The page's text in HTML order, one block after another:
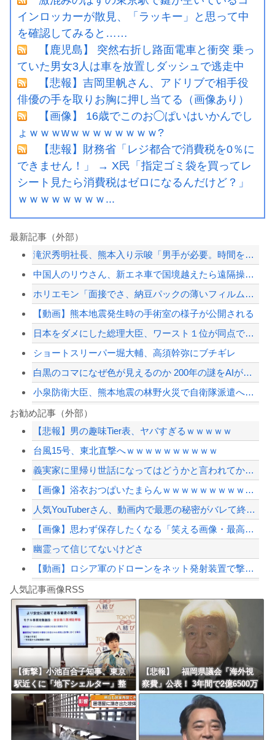
インロッカーが散見、「ラッキー」と思って中
を確認してみると……
【鹿児島】 突然右折し路面電車と衝突 乗っ
ていた男女3人は車を放置しダッシュで逃走中
【悲報】吉岡里帆さん、アドリブで相手役
俳優の手を取りお胸に押し当てる（画像あり）
【画像】 16歳でこのお◯ぱいはいかんでし
ょｗｗｗwｗｗｗｗｗｗｗｗ?
【悲報】財務省「レジ都合で消費税を0％に
できません！」 → X民「指定ゴミ袋を買ってレ
シート見たら消費税はゼロになるんだけど？」
ｗｗｗｗｗｗｗｗ...
最新記事（外部）
滝沢秀明社長、熊本入り示唆「男手が必要。時間を見つけて行きたい」
中国人のリウさん、新エネ車で国境越えたら遠隔操作で30時間ロックされる！
ホリエモン「面接でさ、納豆パックの薄いフィルムって何のために入っていの？って聞く...
【動画】熊本地震発生時の手術室の様子が公開される
日本をダメにした総理大臣、ワースト１位が同点でこの人ｗｗｗｗｗｗ
ショートスリーパー堀大輔、高須幹弥にブチギレ
白黒のコマになぜ色が見えるのか 200年の謎をAIが解明！
小泉防衛大臣、熊本地震の林野火災で自衛隊派遣へ！←「迅速な対応だ！」「次の首相は...
【悲報】中日・金丸夢斗(5勝8敗)、もうすぐ中継ぎ(橋本4勝1敗)に勝ち星が追い...
【配信者】「金バエ」のSNS更新が1週間途絶え、様々な憶測が飛び交う。1週間ぶり...
【緊急速報】NYで警官が黒人男性の首を絞め、暴動第二波不可避へ
Powered by livedoor 相互RSS
お勧め記事（外部）
【悲報】男の趣味Tier表、ヤバすぎるｗｗｗｗｗ
台風15号、東北直撃へｗｗｗｗｗｗｗｗｗｗ
義実家に里帰り世話になってはどうかと言われてかなり悩んでいる
【画像】浴衣おつぱいたまらんｗｗｗｗｗｗｗｗｗｗｗ
人気YouTuberさん、動画内で最悪の秘密がバレて終わる・・・
【画像】思わず保存したくなる「笑える画像・最高な画像」貼っていけｗｗｗｗｗ
幽霊って信じてないけどさ
【動画】ロシア軍のドローンをネット発射装置で撃墜するウクライナ。
8/4のニュース
更新中止のお知らせ
海外「おめでとうタキ！」リヴァプール南野がバースデーゴール！！
人気記事画像RSS
【衝撃】小池百合子知事、東京
駅近くに「地下シェルター」整
備を正式表明ｗｗｗｗｗｗｗｗ
【悲報】 福岡県議会「海外視
察費」公表！ 3年間で2億6500万
円ｗｗｗｗｗｗｗｗｗ